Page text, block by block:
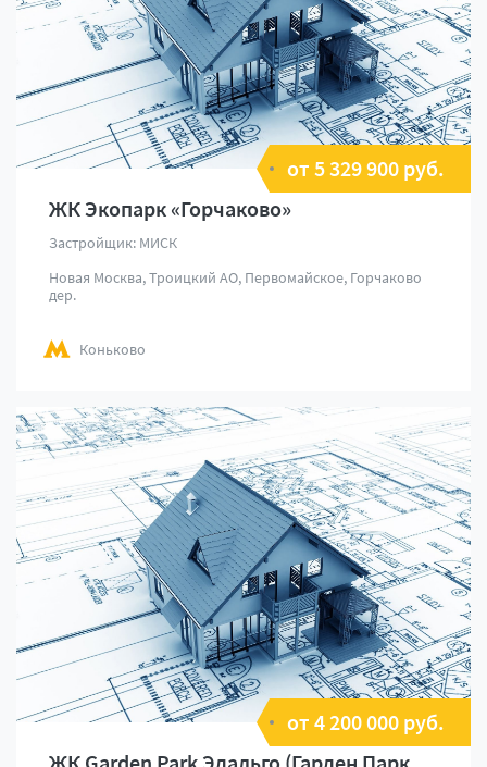
от 5 329 900 руб.
ЖК Экопарк «Горчаково»
Застройщик: МИСК
Новая Москва, Троицкий АО, Первомайское, Горчаково
дер.
Коньково
от 4 200 000 руб.